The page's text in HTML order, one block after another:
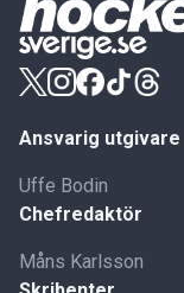
Ansvarig utgivare
Uffe Bodin
Chefredaktör
Måns Karlsson